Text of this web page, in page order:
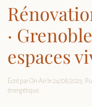
·
espaces
Écrit parOn-Air le 24/08/2023 .
énergétique.